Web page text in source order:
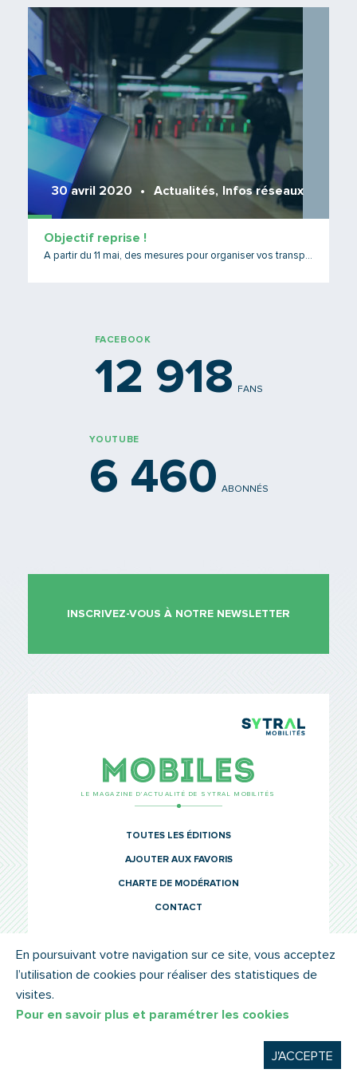
30 avril 2020 Actualités, Infos réseaux
Objectif reprise !
A partir du 11 mai, des mesures pour organiser vos transports
FACEBOOK
12 918 FANS
YOUTUBE
6 460 ABONNÉS
INSCRIVEZ-VOUS À NOTRE NEWSLETTER
LE MAGAZINE D’ACTUALITÉ DE SYTRAL MOBILITÉS
TOUTES LES ÉDITIONS
AJOUTER AUX FAVORIS
CHARTE DE MODÉRATION
CONTACT
© SYTRAL MOBILITÉS 2022 MENTIONS LÉGALES
En poursuivant votre navigation sur ce site, vous acceptez
l’utilisation de cookies pour réaliser des statistiques de
visites.
Pour en savoir plus et paramétrer les cookies
J'ACCEPTE